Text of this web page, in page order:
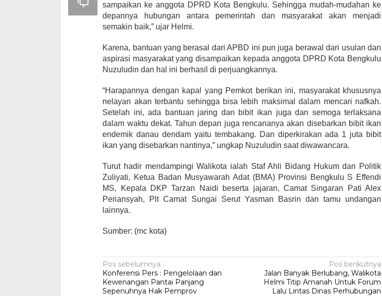
sampaikan ke anggota DPRD Kota Bengkulu. Sehingga mudah-mudahan ke
depannya hubungan antara pemerintah dan masyarakat akan menjadi
semakin baik,” ujar Helmi.
Karena, bantuan yang berasal dari APBD ini pun juga berawal dari usulan dan
aspirasi masyarakat yang disampaikan kepada anggota DPRD Kota Bengkulu
Nuzuludin dan hal ini berhasil di perjuangkannya.
“Harapannya dengan kapal yang Pemkot berikan ini, masyarakat khususnya
nelayan akan terbantu sehingga bisa lebih maksimal dalam mencari nafkah.
Setelah ini, ada bantuan jaring dan bibit ikan juga dan semoga terlaksana
dalam waktu dekat. Tahun depan juga rencananya akan disebarkan bibit ikan
endemik danau dendam yaitu tembakang. Dan diperkirakan ada 1 juta bibit
ikan yang disebarkan nantinya,” ungkap Nuzuludin saat diwawancara.
Turut hadir mendampingi Walikota ialah Staf Ahli Bidang Hukum dan Politik
Zuliyati, Ketua Badan Musyawarah Adat (BMA) Provinsi Bengkulu S Effendi
MS, Kepala DKP Tarzan Naidi beserta jajaran, Camat Singaran Pati Alex
Periansyah, Plt Camat Sungai Serut Yasman Basrin dan tamu undangan
lainnya.
Sumber: (mc kota)
Navigasi
pos
Pos sebelumnya
Konferensi Pers : Pengelolaan dan
Kewenangan Pantai Panjang
Sepenuhnya Hak Pemprov
Pos berikutnya
Jalan Banyak Berlubang, Walikota
Helmi Titip Amanah Untuk Forum
Lalu Lintas Dinas Perhubungan